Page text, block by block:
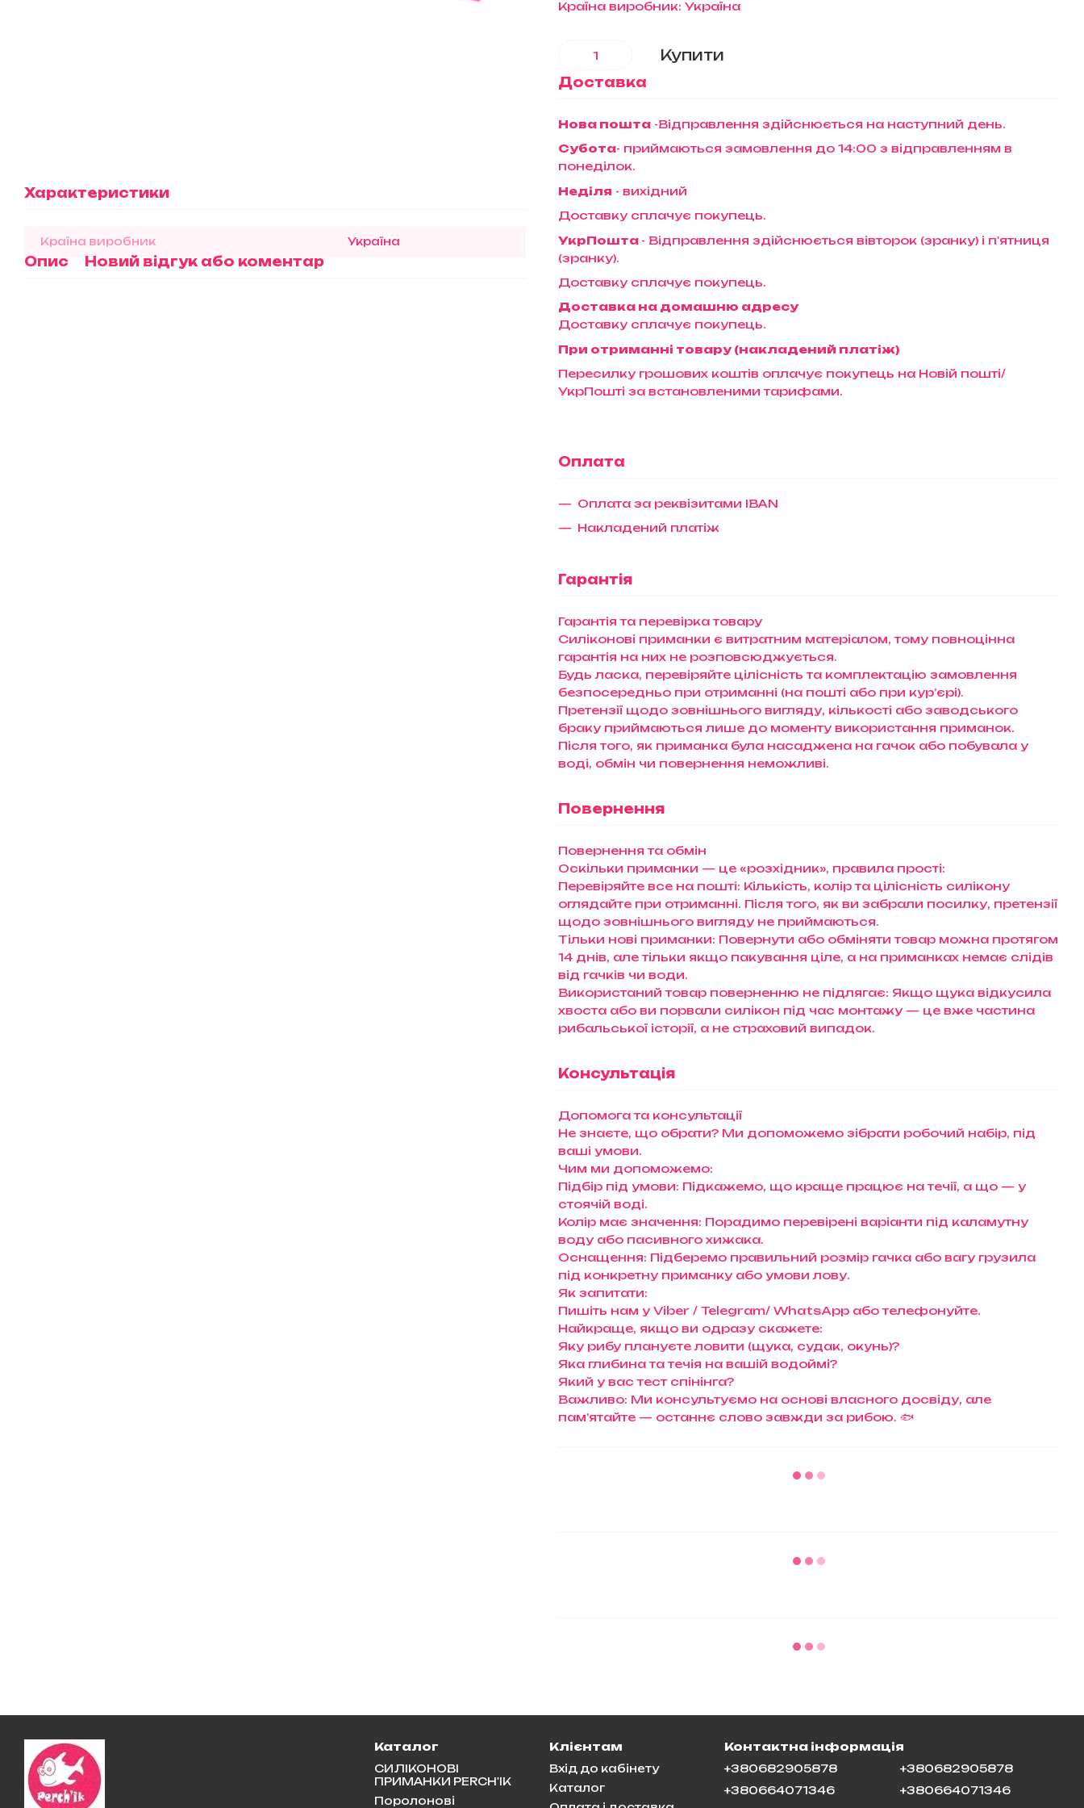
Характеристики
Країна виробник Україна
Опис Новий відгук або коментар
Країна виробник: Україна
Купити
Доставка
Нова пошта -Відправлення здійснюється на наступний день.
Субота- приймаються замовлення до 14:00 з відправленням в
понеділок.
Неділя - вихідний
Доставку сплачує покупець.
УкрПошта - Відправлення здійснюється вівторок (зранку) і п'ятниця
(зранку).
Доставку сплачує покупець.
Доставка на домашню адресу
Доставку сплачує покупець.
При отриманні товару (накладений платіж)
Пересилку грошових коштів оплачує покупець на Новій пошті/
УкрПошті за встановленими тарифами.
Оплата
Оплата за реквізитами IBAN
Накладений платіж
Гарантія
Гарантія та перевірка товару
Силіконові приманки є витратним матеріалом, тому повноцінна
гарантія на них не розповсюджується.
Будь ласка, перевіряйте цілісність та комплектацію замовлення
безпосередньо при отриманні (на пошті або при кур’єрі).
Претензії щодо зовнішнього вигляду, кількості або заводського
браку приймаються лише до моменту використання приманок.
Після того, як приманка була насаджена на гачок або побувала у
воді, обмін чи повернення неможливі.
Повернення
Повернення та обмін
Оскільки приманки — це «розхідник», правила прості:
Перевіряйте все на пошті: Кількість, колір та цілісність силікону
оглядайте при отриманні. Після того, як ви забрали посилку, претензії
щодо зовнішнього вигляду не приймаються.
Тільки нові приманки: Повернути або обміняти товар можна протягом
14 днів, але тільки якщо пакування ціле, а на приманках немає слідів
від гачків чи води.
Використаний товар поверненню не підлягає: Якщо щука відкусила
хвоста або ви порвали силікон під час монтажу — це вже частина
рибальської історії, а не страховий випадок.
Консультація
Допомога та консультації
Не знаєте, що обрати? Ми допоможемо зібрати робочий набір, під
ваші умови.
Чим ми допоможемо:
Підбір під умови: Підкажемо, що краще працює на течії, а що — у
стоячій воді.
Колір має значення: Порадимо перевірені варіанти під каламутну
воду або пасивного хижака.
Оснащення: Підберемо правильний розмір гачка або вагу грузила
під конкретну приманку або умови лову.
Як запитати:
Пишіть нам у Viber / Telegram/ WhatsApp або телефонуйте.
Найкраще, якщо ви одразу скажете:
Яку рибу плануєте ловити (щука, судак, окунь)?
Яка глибина та течія на вашій водоймі?
Який у вас тест спінінга?
Важливо: Ми консультуємо на основі власного досвіду, але
пам’ятайте — останнє слово завжди за рибою. 🐟
Каталог
СИЛІКОНОВІ
ПРИМАНКИ PERCH'IK
Поролонові
Клієнтам
Вхід до кабінету
Каталог
Контактна інформація
+380682905878
+380664071346
+380682905878
+380664071346